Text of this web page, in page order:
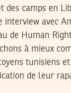
des camps en
interview avec
de Human
à mieux
tunisiens
de leur